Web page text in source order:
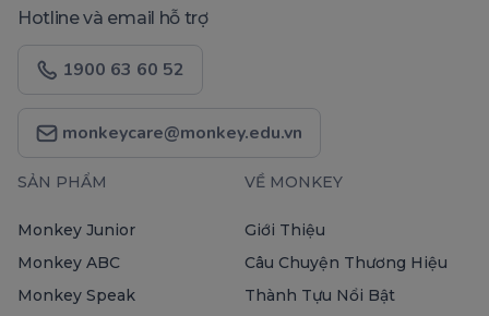
Hotline và email hỗ trợ
1900 63 60 52
monkeycare@monkey.edu.vn
SẢN PHẨM
Monkey Junior
Monkey ABC
Monkey Speak
VỀ MONKEY
Giới Thiệu
Câu Chuyện Thương Hiệu
Thành Tựu Nổi Bật